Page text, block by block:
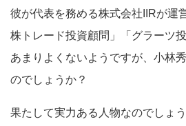
彼が代表を務める株式会社IIRが運
株トレード投資顧問」「グラーツ
あまりよくないようですが、小林
のでしょうか？
果たして実力ある人物なのでしょ